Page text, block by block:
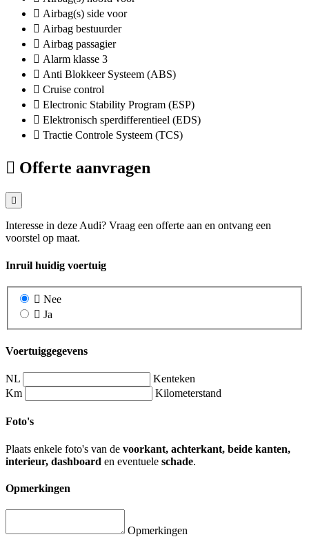
Airbag(s) side voor
Airbag bestuurder
Airbag passagier
Alarm klasse 3
Anti Blokkeer Systeem (ABS)
Cruise control
Electronic Stability Program (ESP)
Elektronisch sperdifferentieel (EDS)
Tractie Controle Systeem (TCS)
Offerte aanvragen
Interesse in deze Audi? Vraag een offerte aan en ontvang een
voorstel op maat.
Inruil huidig voertuig
Nee
Ja
Voertuiggegevens
NL
Kenteken
Km
Kilometerstand
Foto's
Plaats enkele foto's van de voorkant, achterkant, beide kanten,
interieur, dashboard en eventuele schade.
Opmerkingen
Opmerkingen